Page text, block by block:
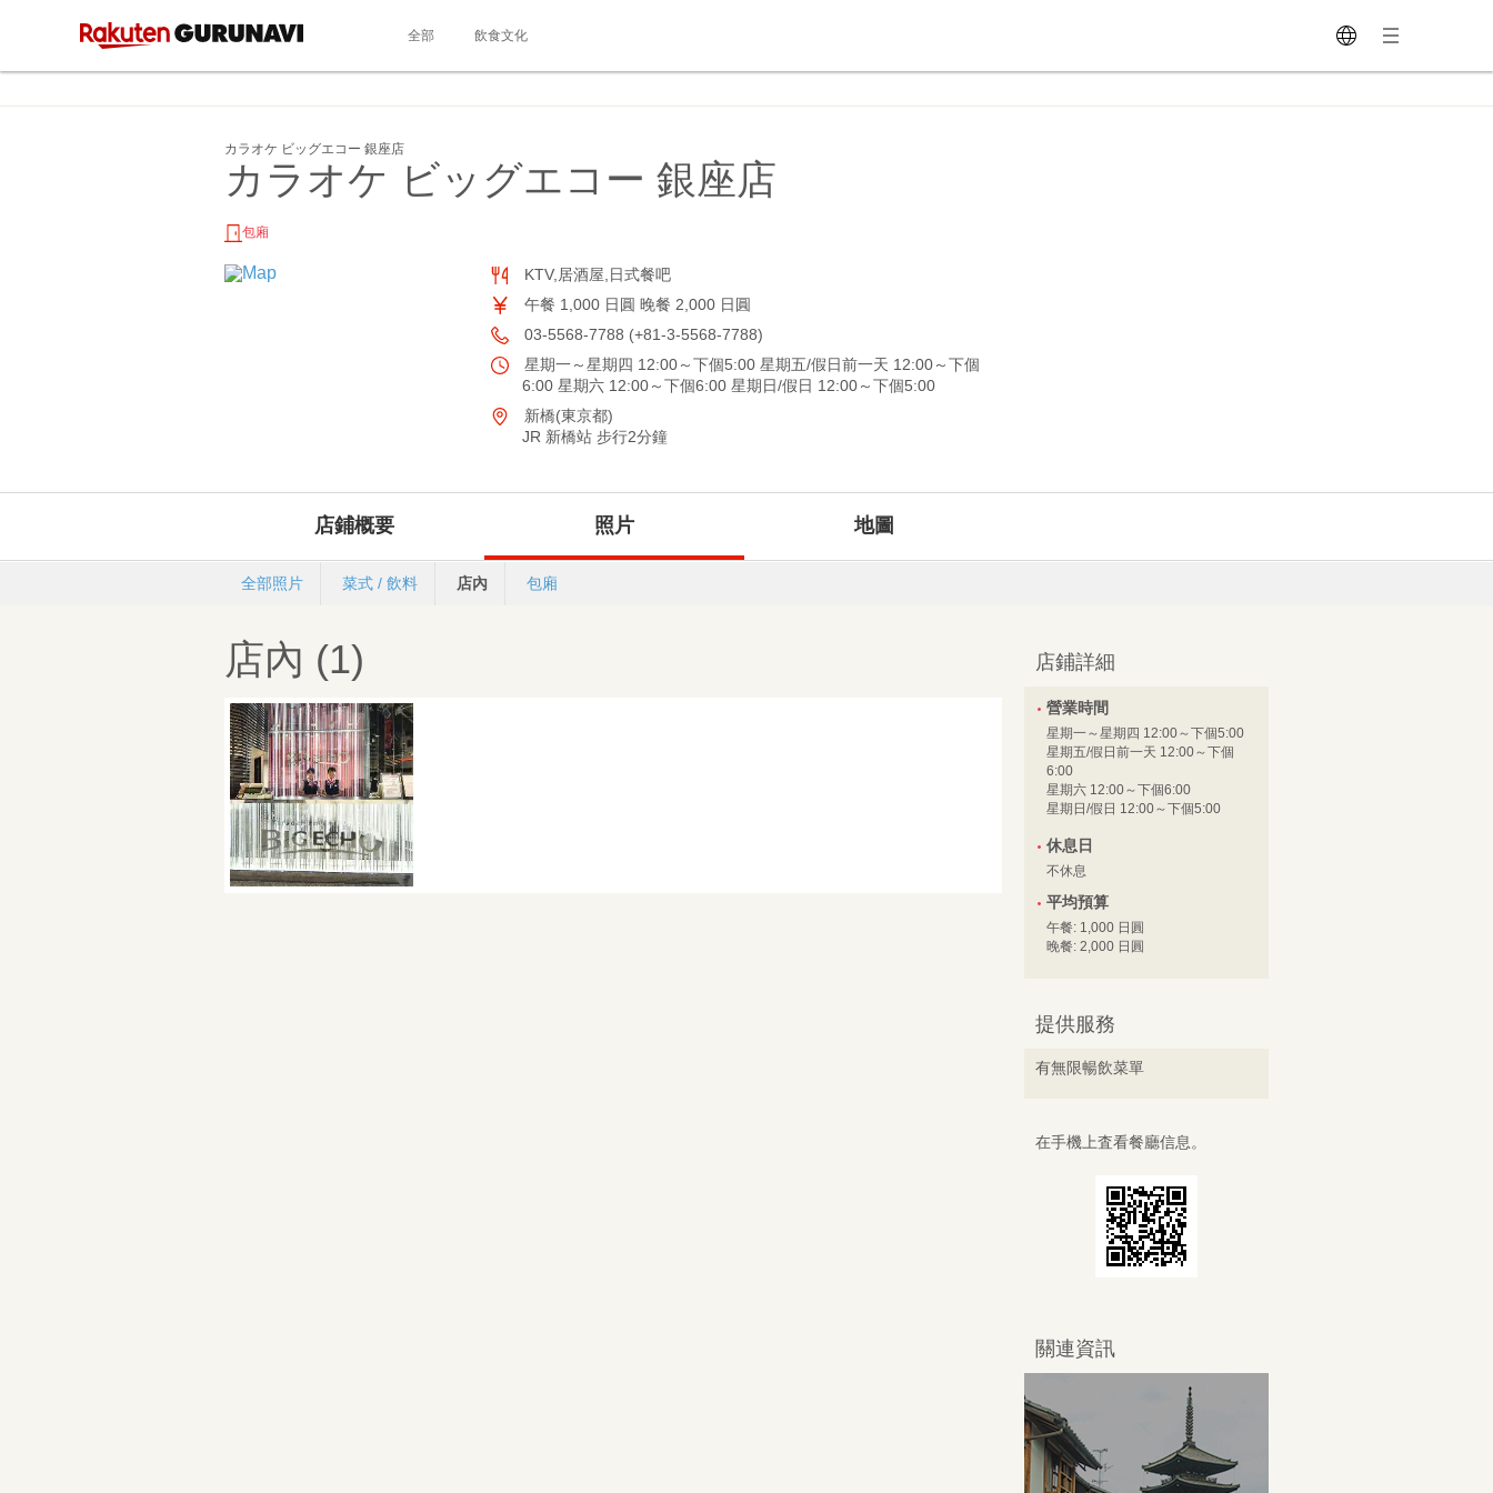
全部 飲食文化
カラオケ ビッグエコー 銀座店
カラオケ ビッグエコー 銀座店
包廂
KTV,居酒屋,日式餐吧
午餐 1,000 日圓 晚餐 2,000 日圓
03-5568-7788 (+81-3-5568-7788)
星期一～星期四 12:00～下個5:00 星期五/假日前一天 12:00～下個
6:00 星期六 12:00～下個6:00 星期日/假日 12:00～下個5:00
新橋(東京都)
JR 新橋站 步行2分鐘
店鋪概要 照片 地圖
全部照片 菜式 / 飲料 店內 包廂
店內 (1) 店鋪詳細
營業時間
星期一～星期四 12:00～下個5:00
星期五/假日前一天 12:00～下個
6:00
星期六 12:00～下個6:00
星期日/假日 12:00～下個5:00
休息日
不休息
平均預算
午餐: 1,000 日圓
晚餐: 2,000 日圓
提供服務
有無限暢飲菜單
在手機上査看餐廳信息。
關連資訊